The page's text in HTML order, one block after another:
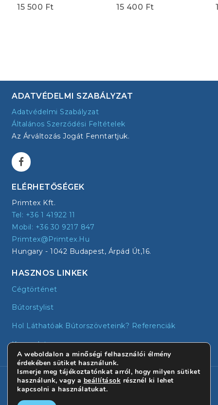
15 500 Ft 15 400 Ft
ADATVÉDELMI SZABÁLYZAT
Adatvédelmi Szabályzat
Általános Szerződési Feltételek
Az Árváltozás Jogát Fenntartjuk.
ELÉRHETŐSÉGEK
Primtex Kft.
Tel: +36 1 41922 11
Mobil: +36 30 9217 847
Primtex@primtex.hu
Hungary - 1042 Budapest, Árpád Út,16.
HASZNOS LINKEK
Cégtörténet
Bútorstylist
Hol Láthatóak Bútorszöveteink? Referenciák
Kapcsolat
© 2026 - Primtex | Minden jog fenntartva!
A weboldalon a minőségi felhasználói élmény
érdekében sütiket használunk.
Ismerje meg tájékoztatónkat arról, hogy milyen sütiket
használunk, vagy a beállítások résznél ki lehet
kapcsolni a használatukat.